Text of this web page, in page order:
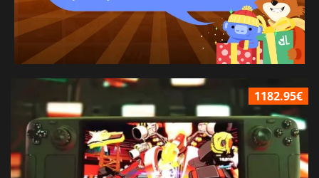
1182.95€